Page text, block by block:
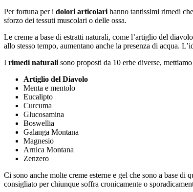
Per fortuna per i dolori articolari hanno tantissimi rimedi
sforzo dei tessuti muscolari o delle ossa.
Le creme a base di estratti naturali, come l’artiglio del
allo stesso tempo, aumentano anche la presenza di acqua.
I rimedi naturali sono proposti da 10 erbe diverse,
Artiglio del Diavolo
Menta e mentolo
Eucalipto
Curcuma
Glucosamina
Boswellia
Galanga Montana
Magnesio
Arnica Montana
Zenzero
Ci sono anche molte creme esterne e gel che sono a base di
consigliato per chiunque soffra cronicamente o